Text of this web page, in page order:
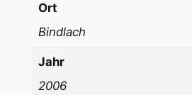
Ort
Bindlach
Jahr
2006